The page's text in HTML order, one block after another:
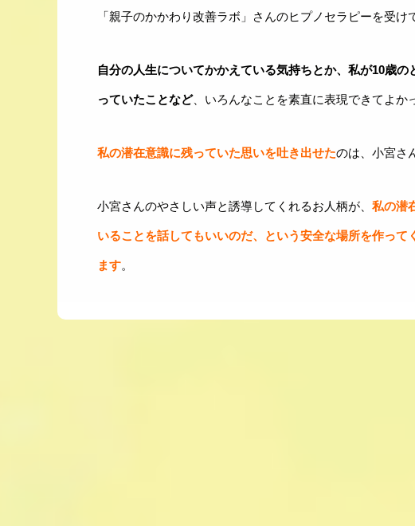
「親子のかかわり改善ラボ」さんのヒプノセラピーを受け
自分の人生についてかかえている気持ちとか、私が10歳
っていたことなど、いろんなことを素直に表現できてよか
私の潜在意識に残っていた思いを吐き出せたのは、小宮さ
小宮さんのやさしい声と誘導してくれるお人柄が、 私の潜
いることを話してもいいのだ、という安全な場所を作って
ます。